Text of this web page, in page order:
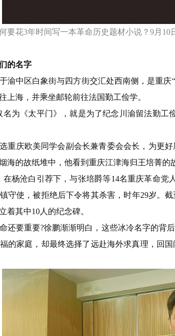
要花3年时间写一本革命历史题材小说？9月10
的名字
渝中区白象街与四方街交汇处西南侧，是重
上海，并乘坐邮轮前往法国勤工俭学。
名为《太平门》，就是为了纪念川渝留法勤
重庆欧美同学会副会长兼青委会会长，为更
海的故纸堆中，他看到重庆江津海归王培菁的
在杨沧白引荐下，与张培爵等14名重庆革命
守使，被拒绝后下令将其杀害，时年29岁。
着其中10人的纪念碑。
还要重要?徐鹏渐渐明白，这些冰冷名字的背
的家庭，却最终选择了远赴海外求真理，回